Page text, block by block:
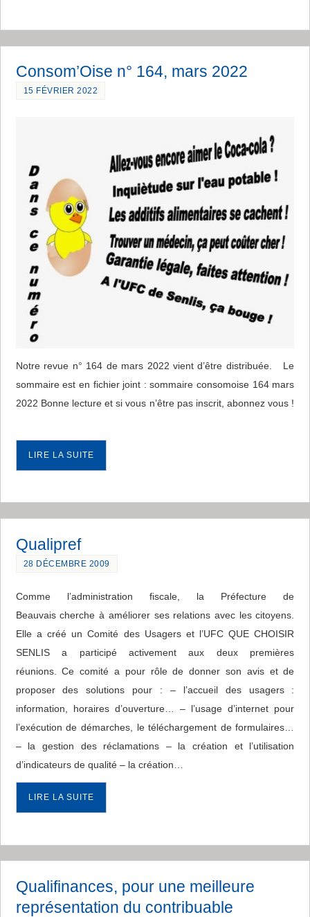
Consom’Oise n° 164, mars 2022
15 FÉVRIER 2022
Notre revue n° 164 de mars 2022 vient d’être distribuée. Le
sommaire est en fichier joint : sommaire consomoise 164 mars
2022 Bonne lecture et si vous n’être pas inscrit, abonnez vous !
LIRE LA SUITE
Qualipref
28 DÉCEMBRE 2009
Comme l’administration fiscale, la Préfecture de
Beauvais cherche à améliorer ses relations avec les citoyens.
Elle a créé un Comité des Usagers et l’UFC QUE CHOISIR
SENLIS a participé activement aux deux premières
réunions. Ce comité a pour rôle de donner son avis et de
proposer des solutions pour : – l’accueil des usagers :
information, horaires d’ouverture… – l’usage d’internet pour
l’exécution de démarches, le téléchargement de formulaires…
– la gestion des réclamations – la création et l’utilisation
d’indicateurs de qualité – la création…
LIRE LA SUITE
Qualifinances, pour une meilleure
représentation du contribuable